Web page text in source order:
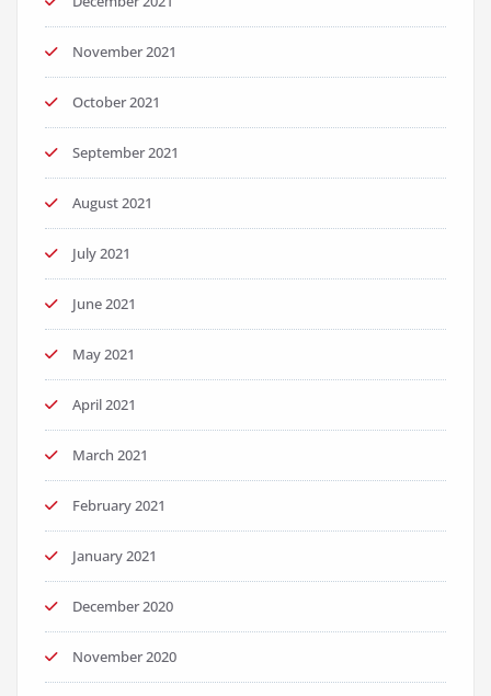
November 2021
October 2021
September 2021
August 2021
July 2021
June 2021
May 2021
April 2021
March 2021
February 2021
January 2021
December 2020
November 2020